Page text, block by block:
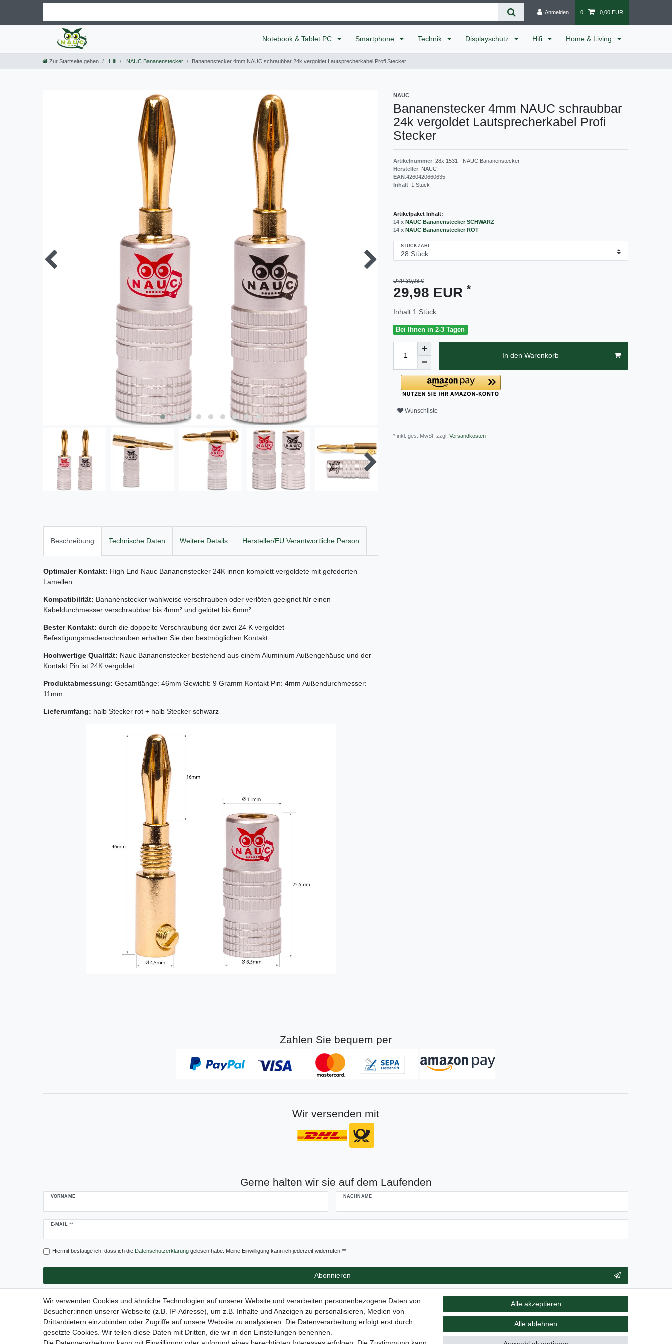
Anmelden 0 0,00 EUR
Notebook & Tablet PC Smartphone Technik Displayschutz Hifi Home & Living
Zur Startseite gehen Hifi NAUC Bananenstecker Bananenstecker 4mm NAUC schraubbar 24k vergoldet Lautsprecherkabel Profi Stecker
NAUC
Bananenstecker 4mm NAUC schraubbar
24k vergoldet Lautsprecherkabel Profi
Stecker
Artikelnummer: 28x 1531 - NAUC Bananenstecker
Hersteller: NAUC
EAN:4260420660635
Inhalt: 1 Stück
Artikelpaket Inhalt:
14 x NAUC Bananenstecker SCHWARZ
14 x NAUC Bananenstecker ROT
STÜCKZAHL
UVP 30,98 €
29,98 EUR *
Inhalt 1 Stück
Bei Ihnen in 2-3 Tagen
In den Warenkorb
Wunschliste
* inkl. ges. MwSt. zzgl. Versandkosten
Beschreibung Technische Daten Weitere Details Hersteller/EU Verantwortliche Person
Optimaler Kontakt: High End Nauc Bananenstecker 24K innen komplett vergoldete mit gefederten
Lamellen
Kompatibilität: Bananenstecker wahlweise verschrauben oder verlöten geeignet für einen
Kabeldurchmesser verschraubbar bis 4mm² und gelötet bis 6mm²
Bester Kontakt: durch die doppelte Verschraubung der zwei 24 K vergoldet
Befestigungsmadenschrauben erhalten Sie den bestmöglichen Kontakt
Hochwertige Qualität: Nauc Bananenstecker bestehend aus einem Aluminium Außengehäuse und der
Kontakt Pin ist 24K vergoldet
Produktabmessung: Gesamtlänge: 46mm Gewicht: 9 Gramm Kontakt Pin: 4mm Außendurchmesser:
11mm
Lieferumfang: halb Stecker rot + halb Stecker schwarz
Zahlen Sie bequem per
Wir versenden mit
Gerne halten wir sie auf dem Laufenden
VORNAME NACHNAME
E-MAIL **
Newsletter
Hiermit bestätige ich, dass ich die Daten­schutz­erklärunggelesen habe. Meine Einwilligung kann ich jederzeit widerrufen.**
Abonnieren
Impressum Daten­schutz­erklärung AGB Barrierefreiheitserklärung Widerrufs­recht Vertrag widerrufen
Wir verwenden Cookies und ähnliche Technologien auf unserer Website und verarbeiten personenbezogene Daten von
Besucher:innen unserer Webseite (z.B. IP-Adresse), um z.B. Inhalte und Anzeigen zu personalisieren, Medien von
Drittanbietern einzubinden oder Zugriffe auf unsere Website zu analysieren. Die Datenverarbeitung erfolgt erst durch
gesetzte Cookies. Wir teilen diese Daten mit Dritten, die wir in den Einstellungen benennen.
Alle akzeptieren
Alle ablehnen